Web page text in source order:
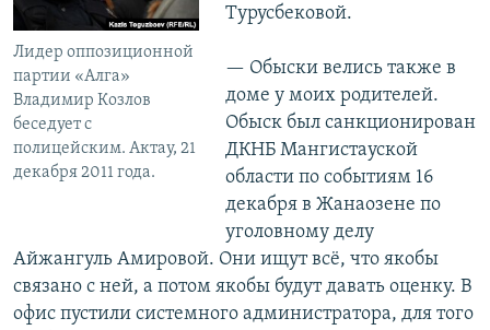
Лидер оппозиционной
партии «Алга»
Владимир Козлов
беседует с
полицейским. Актау, 21
декабря 2011 года.
Турусбековой.
— Обыски велись также в
доме у моих родителей.
Обыск был санкционирован
ДКНБ Мангистауской
области по событиям 16
декабря в Жанаозене по
уголовному делу
Айжангуль Амировой. Они ищут всё, что якобы
связано с ней, а потом якобы будут давать оценку. В
офис пустили системного администратора, для того